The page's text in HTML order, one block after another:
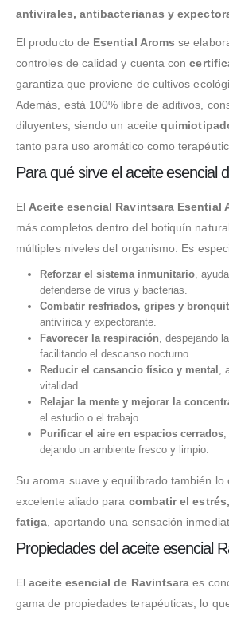
antivirales, antibacterianas y
El producto de Esential Aroms se
controles de calidad y cuenta con
garantiza que proviene de cultivos
Además, está 100% libre de aditivos,
diluyentes, siendo un aceite
tanto para uso aromático como
Para qué sirve el aceite esencial
El Aceite esencial Ravintsara Esential
más completos dentro del botiquín
múltiples niveles del organismo. Es
Reforzar el sistema inmunitario,
defenderse de virus y bacterias.
Combatir resfriados, gripes y
antivírica y expectorante.
Favorecer la respiración , despejando
facilitando el descanso nocturno.
Reducir el cansancio físico y mental
,
vitalidad.
Relajar la mente y mejorar la
el estudio o el trabajo.
Purificar el aire en espacios cerrados,
dejando un ambiente fresco y limpio.
Su aroma suave y equilibrado también lo
excelente aliado para combatir el
fatiga , aportando una sensación
Propiedades del aceite esencial
Elaceite esencial de Ravintsara es
gama de propiedades terapéuticas, lo